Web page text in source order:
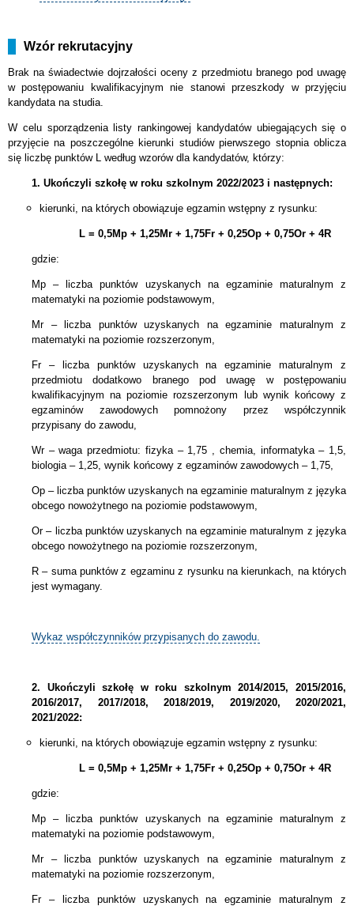
Wzór rekrutacyjny
Brak na świadectwie dojrzałości oceny z przedmiotu branego pod uwagę
w postępowaniu kwalifikacyjnym nie stanowi przeszkody w przyjęciu
kandydata na studia.
W celu sporządzenia listy rankingowej kandydatów ubiegających się o
przyjęcie na poszczególne kierunki studiów pierwszego stopnia oblicza
się liczbę punktów L według wzorów dla kandydatów, którzy:
1. Ukończyli szkołę w roku szkolnym 2022/2023 i następnych:
kierunki, na których obowiązuje egzamin wstępny z rysunku:
L = 0,5Mp + 1,25Mr + 1,75Fr + 0,25Op + 0,75Or + 4R
gdzie:
Mp – liczba punktów uzyskanych na egzaminie maturalnym z
matematyki na poziomie podstawowym,
Mr – liczba punktów uzyskanych na egzaminie maturalnym z
matematyki na poziomie rozszerzonym,
Fr – liczba punktów uzyskanych na egzaminie maturalnym z
przedmiotu dodatkowo branego pod uwagę w postępowaniu
kwalifikacyjnym na poziomie rozszerzonym lub wynik końcowy z
egzaminów zawodowych pomnożony przez współczynnik
przypisany do zawodu,
Wr – waga przedmiotu: fizyka – 1,75 , chemia, informatyka – 1,5,
biologia – 1,25, wynik końcowy z egzaminów zawodowych – 1,75,
Op – liczba punktów uzyskanych na egzaminie maturalnym z języka
obcego nowożytnego na poziomie podstawowym,
Or – liczba punktów uzyskanych na egzaminie maturalnym z języka
obcego nowożytnego na poziomie rozszerzonym,
R – suma punktów z egzaminu z rysunku na kierunkach, na których
jest wymagany.
Wykaz współczynników przypisanych do zawodu.
2. Ukończyli szkołę w roku szkolnym 2014/2015, 2015/2016,
2016/2017, 2017/2018, 2018/2019, 2019/2020, 2020/2021,
2021/2022:
kierunki, na których obowiązuje egzamin wstępny z rysunku:
L = 0,5Mp + 1,25Mr + 1,75Fr + 0,25Op + 0,75Or + 4R
gdzie:
Mp – liczba punktów uzyskanych na egzaminie maturalnym z
matematyki na poziomie podstawowym,
Mr – liczba punktów uzyskanych na egzaminie maturalnym z
matematyki na poziomie rozszerzonym,
Fr – liczba punktów uzyskanych na egzaminie maturalnym z